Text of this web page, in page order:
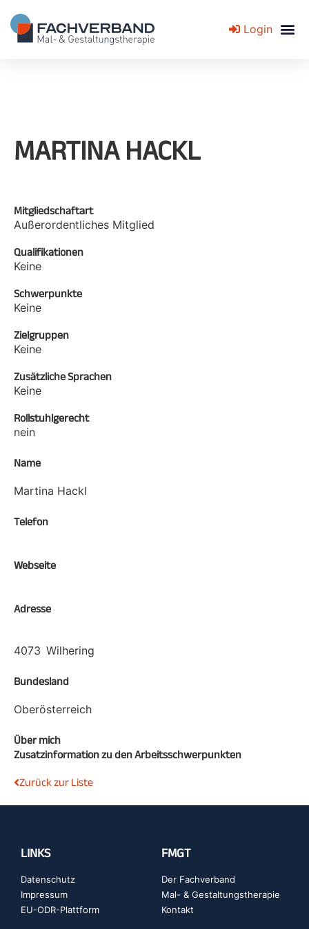
Login
MARTINA HACKL
Mitgliedschaftart
Außerordentliches Mitglied
Qualifikationen
Keine
Schwerpunkte
Keine
Zielgruppen
Keine
Zusätzliche Sprachen
Keine
Rollstuhlgerecht
nein
Name
Martina Hackl
Telefon
Webseite
Adresse
4073 Wilhering
Bundesland
Oberösterreich
Über mich
Zusatzinformation zu den Arbeitsschwerpunkten
Zurück zur Liste
LINKS
Datenschutz
Impressum
EU-ODR-Plattform
FMGT
Der Fachverband
Mal- & Gestaltungstherapie
Kontakt